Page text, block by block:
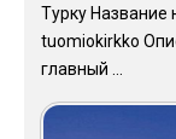
Турку Название
tuomiokirkko
главный ...